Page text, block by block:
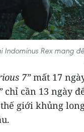
Indominus Rex mang
7”mất 17
chỉ cần 13 ngày
giới khủng